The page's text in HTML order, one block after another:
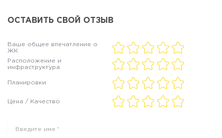
ОСТАВИТЬ СВОЙ ОТЗЫВ
Ваше общее впечатление о
ЖК
Расположение и
инфраструктура
Планировки
Цена / Качество